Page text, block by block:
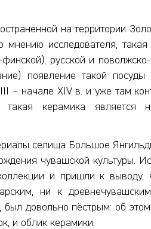
на территории
исследователя, такая
русской и
появление такой
начале XIV в. и уже там
керамика является
селища Большое
чувашской культуры.
и пришли к выводу,
ни к
довольно пёстрым: об
и облик керамики.